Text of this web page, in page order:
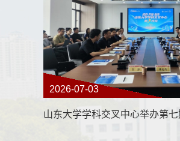
2026-07-03
山东大学学科交叉中心举办第七